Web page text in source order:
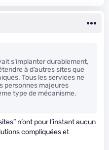
s’implanter durablement,
à d’autres sites que
Tous les services ne
personnes majeures
type de mécanisme.
n’ont pour l’instant aucun
compliquées et